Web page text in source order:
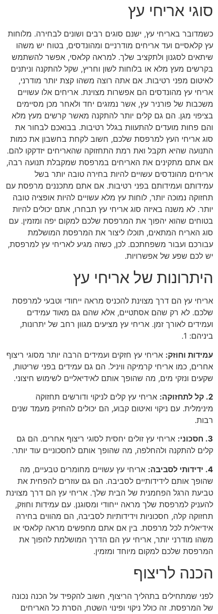
סוגי אריחי עץ
כשמדובר באריחי עץ, ישנם סוגים רבים ושונים לבחירה. מלוחות
עץ קלאסיים ועד אריחים מודרניים ומהונדסים, בטוח יש משהו
שיתאים לסגנון ולתקציב שלך. למראה קלאסי, אפשר להשתמש
בקרשים מעץ מלא או בלוחות לשון וחריץ, שקל להתקנה וניתנים
לאיטום מפני רטיבות. אם אתה רוצה משהו קצת יותר מודרני,
אריחי עץ מהונדסים הם אפשרות מצוינת. אריחים אלו עשויים
משכבות של פורניר עץ, אשר נמזגים יחד ולאחר מכן מסיימים
בציפוי מגן. הם גם קלים יותר להתקנה מאשר קרשים מעץ מלא
והם פחות מועדים להתעוות בגלל רטיבות. בבואכם לבחור את
סוג אריחי העץ למרפסת שלכם, חשוב לקחת בחשבון את כמות
התנועה שהיא תקבל ואת רמת התחזוקה שהאריחים יזדקקו להם.
אם אתם מתקינים את האריחים במרפסת שמקבלת תנועה רבה,
אריחים מהונדסים עשויים להיות בחירה טובה יותר בשל
עמידותם ועמידותם בפני רטיבות. אם אתם מתכננים מרפסת עם
תחזוקה נמוכה יותר, לוחות עץ מלא עשויים להיות אופציה טובה
יותר. לא משנה באיזה סוג אריחי עץ תבחרו, אתם יכולים להיות
בטוחים שהוא יהפוך את המרפסת שלכם למקום יפה ומזמין. עם
סוג האריח המתאים, תוכלו ליצור את המרפסת המושלמת
עבורכם ועבור משפחתכם. לכן, כשזה מגיע לאריחי עץ למרפסת,
יש לכם שפע של אפשרויות.
היתרונות של אריחי עץ
אריחי עץ הם דרך מצוינת להכניס מראה ייחודי וטבעי למרפסת
שלכם. לא רק שהם אסתטיים, אלא שהם גם מאוד עמידים
ועמידים לאורך זמן. אריחי עץ מציעים מגוון רחב של יתרונות,
ביניהם: 1.
עמידות וחוזק: אריחי עץ חזקים ועמידים הרבה יותר מסוגי ריצוף
אחרים, כמו אריחי קרמיקה וויניל. הם גם עמידים בפני שריטות,
שקעים ונזקי מים, מה שהופך אותם לאידיאליים לשימוש חיצוני.
2. קל לתחזוקה:
אריחי עץ קלים לניקוי ודורשים תחזוקה
מינימלית. עם ניקוי ואיטום קבוע, הם יכולים להחזיק מעמד שנים
רבות.
3. חסכוני:
אריחי עץ זולים יחסית לסוגי ריצוף אחרים. הם גם
קלים להתקנה ולהחלפה, מה שהופך אותם לחסכוניים עוד יותר.
4. ידידותי לסביבה:
אריחי עץ עשויים מחומרים טבעיים, מה
שהופך אותם לידידותיים לסביבה. הם גם עוזרים להפחית את
טביעת הרגל הפחמנית של הבית שלך. אריחי עץ הם דרך מצוינת
להעניק למרפסת שלך מראה ייחודי ומסוגנן. עם עמידות וחוזק,
תחזוקה קלה, חסכוניות וידידותיות לסביבה, הם מהווים בחירה
אידיאלית לכל מרפסת. בין אם אתם מחפשים מראה קלאסי או
משהו מודרני יותר, אריחי עץ הם הדרך המושלמת להפוך את
המרפסת שלכם למקום מיוחד ומזמין.
הכנה לריצוף
לפני שמתחילים בתהליך הריצוף, חשוב להקפיד על הכנה נכונה
של המרפסת. זה כולל ניקוי ופינוי השטח, הסרת כל האריחים